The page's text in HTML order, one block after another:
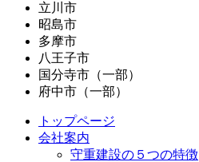
立川市
昭島市
多摩市
八王子市
国分寺市（一部）
府中市（一部）
トップページ
会社案内
守重建設の５つの特徴